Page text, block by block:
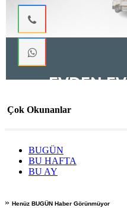
Çok Okunanlar
BUGÜN
BU HAFTA
BU AY
» Henüz BUGÜN Haber Görünmüyor